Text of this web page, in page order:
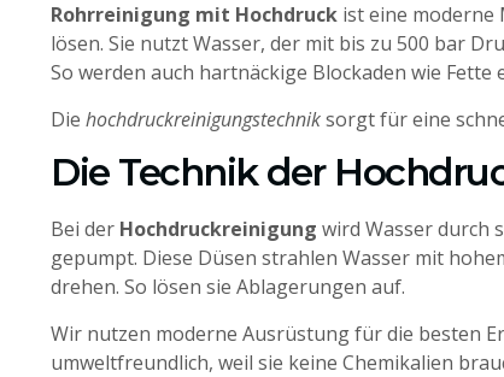
Rohrreinigung mit Hochdruck ist eine moderne
lösen. Sie nutzt Wasser, der mit bis zu 500 bar
So werden auch hartnäckige Blockaden wie Fette
Die hochdruckreinigungstechniksorgt für eine
Die Technik der
Bei der Hochdruckreinigung wird Wasser durch
gepumpt. Diese Düsen strahlen Wasser mit
drehen. So lösen sie Ablagerungen auf.
Wir nutzen moderne Ausrüstung für die besten
umweltfreundlich, weil sie keine Chemikalien